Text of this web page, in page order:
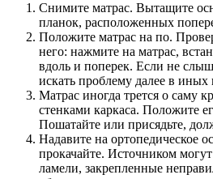
Снимите матрас. Вытащите
планок, расположенных
Положите матрас на по.
него: нажмите на матрас,
вдоль и поперек. Если не
искать проблему далее в иных
Матрас иногда трется о саму
стенками каркаса. Положите
Пошатайте или присядьте,
Надавите на ортопедическое
прокачайте. Источником
ламели, закрепленные